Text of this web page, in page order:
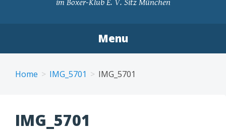
im Boxer-Klub E. V. Sitz München
Menu
content
Home IMG_5701 IMG_5701
IMG_5701